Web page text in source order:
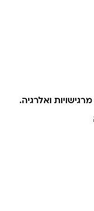
ואלרגיה.